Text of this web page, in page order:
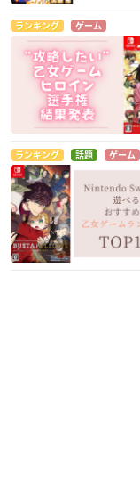
ランキング ゲーム
ランキング 話題 ゲーム